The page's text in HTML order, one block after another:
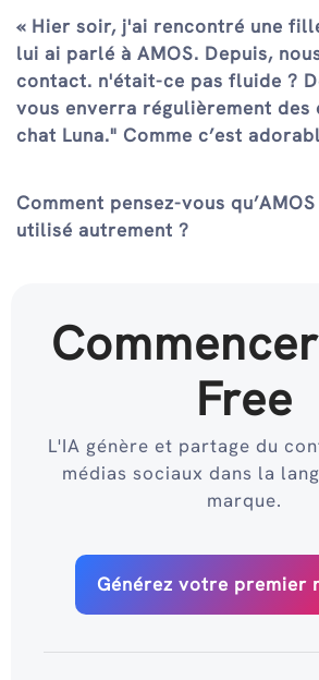
« Hier soir, j'ai rencontré une
lui ai parlé à AMOS. Depuis,
contact. n'était-ce pas fluide ?
vous enverra régulièrement des
chat Luna." Comme c’est
Comment pensez-vous
utilisé autrement ?
Free
L'IA génère et partage du
médias sociaux dans la
marque.
Générez votre premier